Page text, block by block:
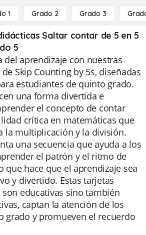
1 Grado 2 Grado 3
Saltar contar de 5 en 5
5
del aprendizaje con nuestras
Skip Counting by 5s, diseñadas
estudiantes de quinto grado.
una forma divertida e
el concepto de contar
crítica en matemáticas que
la multiplicación y la división.
una secuencia que ayuda a los
el patrón y el ritmo de
que hace que el aprendizaje sea
y divertido. Estas tarjetas
educativas sino también
captan la atención de los
grado y promueven el recuerdo